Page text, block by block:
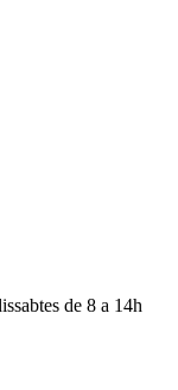
de 8 a 14h